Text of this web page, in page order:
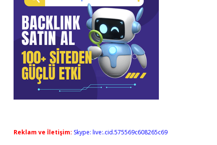
Reklam ve İletişim: Skype: live:.cid.575569c608265c69